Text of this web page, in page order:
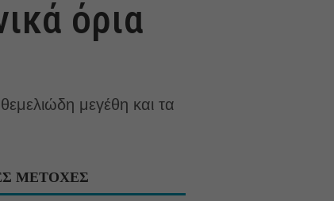
όρια
μεγέθη και τα
ΜΕΤΟΧΕΣ